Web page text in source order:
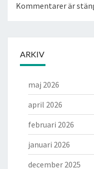
Kommentarer är
ARKIV
maj 2026
april 2026
februari 2026
januari 2026
december 2025